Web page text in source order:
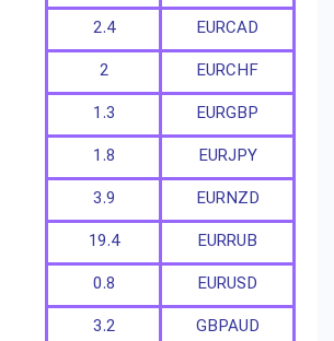
EURCAD
2.4
EURCHF
2
EURGBP
1.3
EURJPY
1.8
EURNZD
3.9
EURRUB
19.4
EURUSD
0.8
GBPAUD
3.2